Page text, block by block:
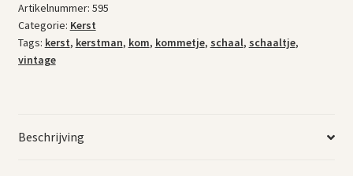
Artikelnummer: 595
Categorie: Kerst
Tags: kerst, kerstman, kom, kommetje, schaal, schaaltje,
vintage
Beschrijving